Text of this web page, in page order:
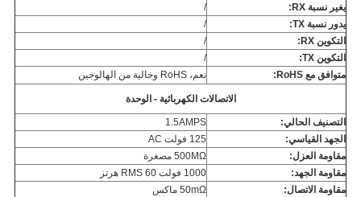
يغير نسبة RX:
/
يدور نسبة TX:
/
التكوين RX:
/
التكوين TX:
/
متوافق مع RoHS:
نعم، RoHS وخالية من الهالوجين
الاتصالات الكهربائية - الوحدة
التصنيف الحالي:
1.5AMPS
الجهد القياسي:
125 فولت AC
مقاومة العزل:
500MΩ مصغرة
مقاومة الجهد:
1000 فولت RMS 60 هرتز
مقاومة الاتصال:
50mΩ ماكس